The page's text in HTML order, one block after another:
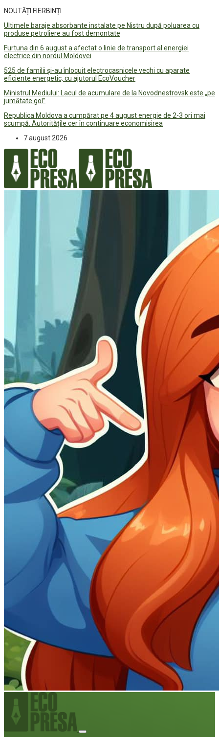
NOUTĂȚI FIERBINȚI
Ultimele baraje absorbante instalate pe Nistru după poluarea cu
produse petroliere au fost demontate
Furtuna din 6 august a afectat o linie de transport al energiei
electrice din nordul Moldovei
525 de familii și-au înlocuit electrocasnicele vechi cu aparate
eficiente energetic, cu ajutorul EcoVoucher
Ministrul Mediului: Lacul de acumulare de la Novodnestrovsk este „pe
jumătate gol”
Republica Moldova a cumpărat pe 4 august energie de 2-3 ori mai
scumpă. Autoritățile cer în continuare economisirea
7 august 2026